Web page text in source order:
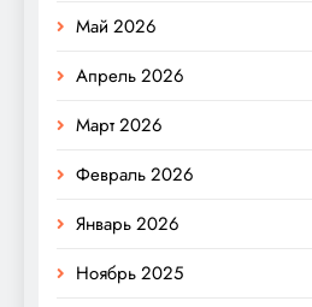
Май 2026
Апрель 2026
Март 2026
Февраль 2026
Январь 2026
Ноябрь 2025